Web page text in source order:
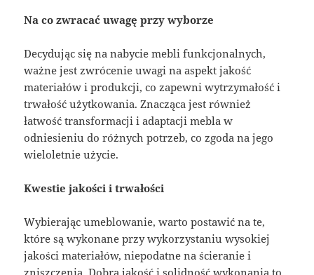
Na co zwracać uwagę przy wyborze
Decydując się na nabycie mebli funkcjonalnych,
ważne jest zwrócenie uwagi na aspekt jakość
materiałów i produkcji, co zapewni wytrzymałość i
trwałość użytkowania. Znacząca jest również
łatwość transformacji i adaptacji mebla w
odniesieniu do różnych potrzeb, co zgoda na jego
wieloletnie użycie.
Kwestie jakości i trwałości
Wybierając umeblowanie, warto postawić na te,
które są wykonane przy wykorzystaniu wysokiej
jakości materiałów, niepodatne na ścieranie i
zniszczenia. Dobra jakość i solidność wykonania to